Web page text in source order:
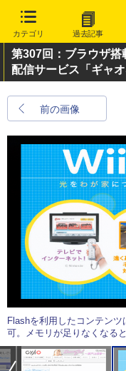
カテゴリ 過去記事
第307回：ブラウザ
配信サービス「ギャオ
前の画像
Flashを利用したコンテン
可。メモリが足りなくなる